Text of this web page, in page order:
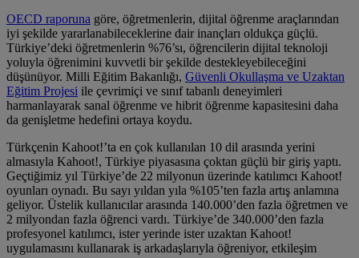
OECD raporuna göre, öğretmenlerin, dijital öğrenme araçlarından
iyi şekilde yararlanabileceklerine dair inançları oldukça güçlü.
Türkiye’deki öğretmenlerin %76’sı, öğrencilerin dijital teknoloji
yoluyla öğrenimini kuvvetli bir şekilde destekleyebileceğini
düşünüyor. Milli Eğitim Bakanlığı, Güvenli Okullaşma ve Uzaktan
Eğitim Projesi ile çevrimiçi ve sınıf tabanlı deneyimleri
harmanlayarak sanal öğrenme ve hibrit öğrenme kapasitesini daha
da genişletme hedefini ortaya koydu.
Türkçenin Kahoot!’ta en çok kullanılan 10 dil arasında yerini
almasıyla Kahoot!, Türkiye piyasasına çoktan güçlü bir giriş yaptı.
Geçtiğimiz yıl Türkiye’de 22 milyonun üzerinde katılımcı Kahoot!
oyunları oynadı. Bu sayı yıldan yıla %105’ten fazla artış anlamına
geliyor. Üstelik kullanıcılar arasında 140.000’den fazla öğretmen ve
2 milyondan fazla öğrenci vardı. Türkiye’de 340.000’den fazla
profesyonel katılımcı, ister yerinde ister uzaktan Kahoot!
uygulamasını kullanarak iş arkadaşlarıyla öğreniyor, etkileşim